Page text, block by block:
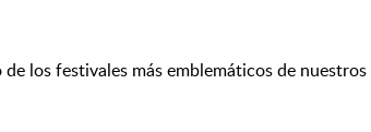
los festivales más emblemáticos de nuestros